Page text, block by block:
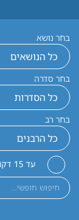
בחר נושא
בחר סדרה
בחר רב
עד 15 דקות